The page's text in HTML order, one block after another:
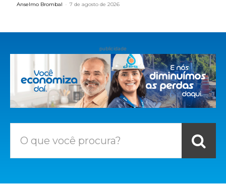
Anselmo Brombal - 7 de agosto de 2026
publicidade
O que você procura?